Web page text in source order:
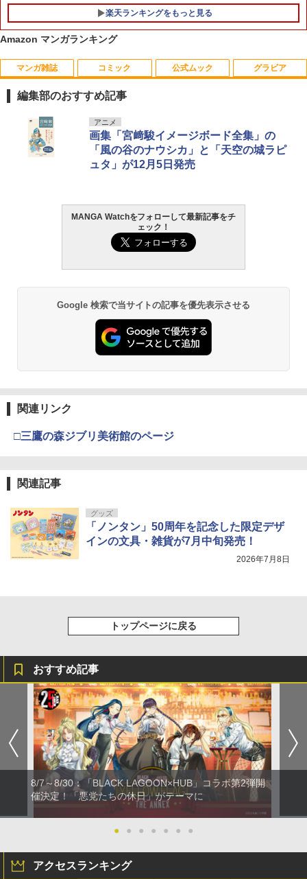
楽天ランキングをもっと見る
1 隣のステラ（9） 【電子書籍】[ 餡蜜 ]
￥594
隣のステラ（8） 【電子書籍】[ 餡蜜 ]
隣のステラ（7） 【電子書籍】[ 餡蜜 ]
1
【特典】GIANNA Plus #11 cover 池崎
【楽天ブックス限定特典】GIANNA Plus
カー)
￥1,980
ド)
￥2,200
5
￥2,854
Amazon マンガランキング
マンガ雑誌
週刊少年マガジン 2026年35号[2026年7
月29日発売] [雑誌]
￥400
【電子版】ガンダムエース ２０２６年
９月号 Ｎｏ．２８９ [雑誌]
年8月3日発売] [雑誌]
￥510
4
￥320
5
週刊少年サンデー 2026年35号（2026年
7月29日発売号） [雑誌]
￥379
コミック
薬屋のひとりごと 17巻 (デジタル版ビッ
グガンガンコミックス)
￥770
宇宙兄弟（４６） (モーニングコミック
ス)
ックス)
￥869
4
5
異世界居酒屋「のぶ」(22) (角川コミッ
クス・エース)
￥832
公式ムック
F.S.S. EPISODES of 40th MEMORIAL
￥3,630
￥1,650
￥572
5
￥-
グラビア
髙野真央1st写真集 まおのこと、
￥3,630
日向坂46 藤嶌果歩 1st写真集 果実の歩
幅
￥3,630
4
￥3,960
5 村重杏奈写真集「あんな」
￥3,300
編集部のおすすめ記事
アニメ
画集「宮﨑駿イメージボード全集」の
「風の谷のナウシカ」と「天空の城ラピ
ュタ」が12月5日発売
MANGA Watchをフォローして最新記事をチ
ェック！
Google 検索で当サイトの記事を優先表示させる
関連リンク
□三鷹の森ジブリ美術館のページ
関連記事
グッズ
「ノンタン」50周年を記念した限定デザ
インの文具・雑貨が7月中旬発売！
2026年7月8日
トップページに戻る
おすすめ記事
8/7～8/30：「BLACK LAGOON×HUB」コラボ第2弾開
催決定！「悪党たちの休日」がテーマに
● ● ● ● ● ● ●
アクセスランキング